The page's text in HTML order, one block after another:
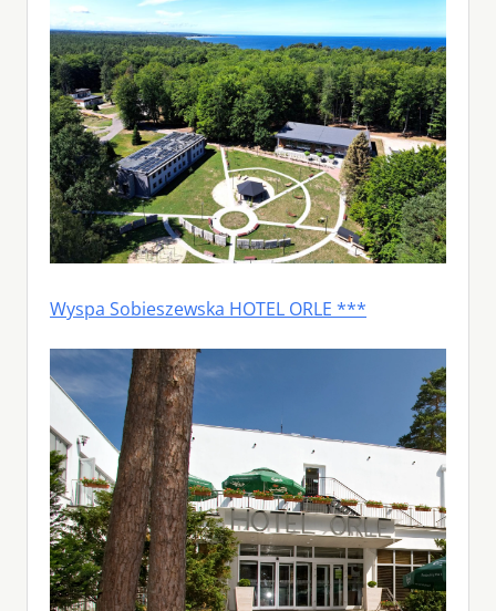
Wyspa Sobieszewska HOTEL ORLE ***